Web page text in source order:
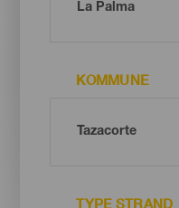
KOMMUNE
TYPE STRAND